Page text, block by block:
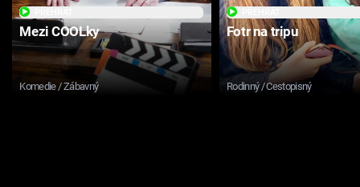
Mezi COOLky
Komedie / Zábavný
Fotr na tripu
Rodinný / Cestopisný